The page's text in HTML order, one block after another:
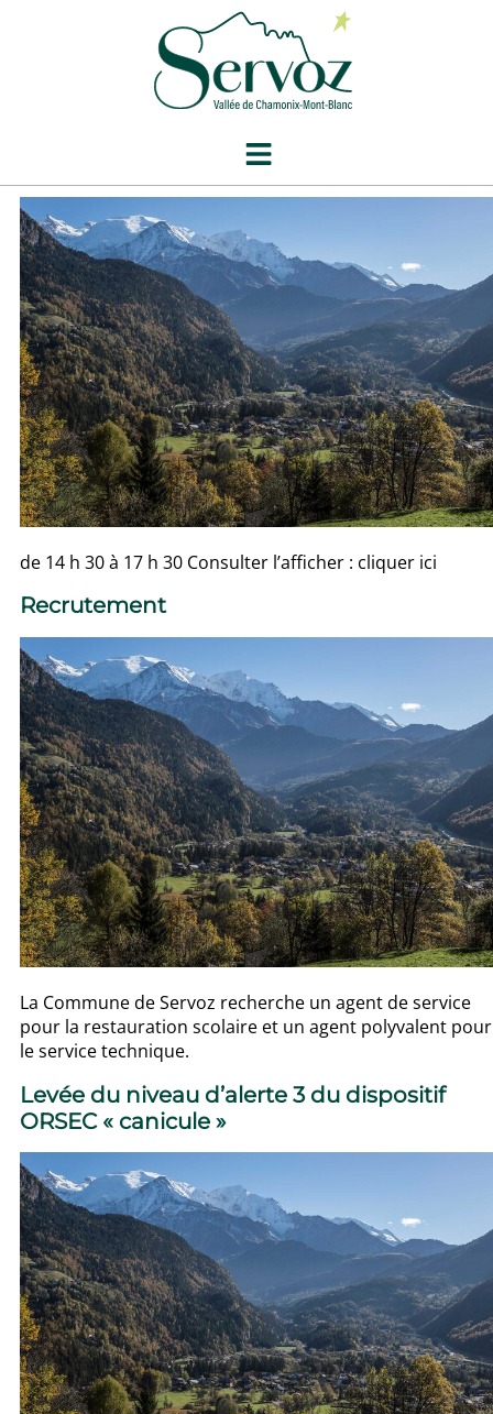
Mois :août 2020
Dégustation et vente de produits locaux à
la Maison du Lieutenant
de 14 h 30 à 17 h 30 Consulter l’afficher : cliquer ici
Recrutement
La Commune de Servoz recherche un agent de service
pour la restauration scolaire et un agent polyvalent pour
le service technique.
Levée du niveau d’alerte 3 du dispositif
ORSEC « canicule »